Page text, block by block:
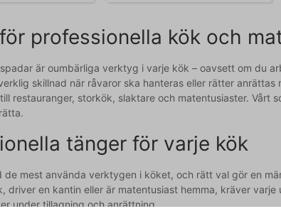
professionella kök och
är oumbärliga verktyg i varje kök – oavsett om du
skillnad när råvaror ska hanteras eller rätter
restauranger, storkök, slaktare och matentusiaster.
tänger för varje kök
de mest använda verktygen i köket, och rätt val gör en
driver en kantin eller är matentusiast hemma, kräver
under tillagning och anrättning.